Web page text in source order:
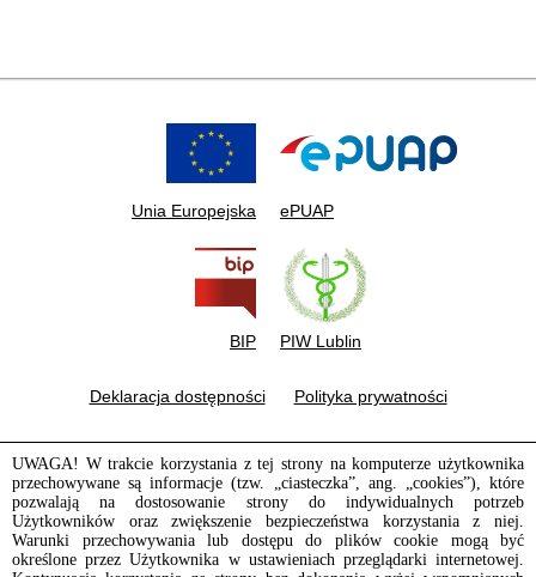
Unia Europejska ePUAP
BIP PIW Lublin
Deklaracja dostępności Polityka prywatności
UWAGA! W trakcie korzystania z tej strony na komputerze użytkownika
przechowywane są informacje (tzw. „ciasteczka”, ang. „cookies”), które
pozwalają na dostosowanie strony do indywidualnych potrzeb
Użytkowników oraz zwiększenie bezpieczeństwa korzystania z niej.
Warunki przechowywania lub dostępu do plików cookie mogą być
określone przez Użytkownika w ustawieniach przeglądarki internetowej.